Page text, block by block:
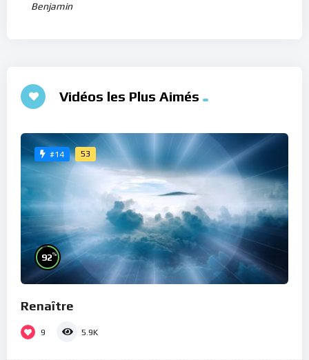
Benjamin
Vidéos les Plus Aimés
#14 53
92%
Renaître
9 5.9K